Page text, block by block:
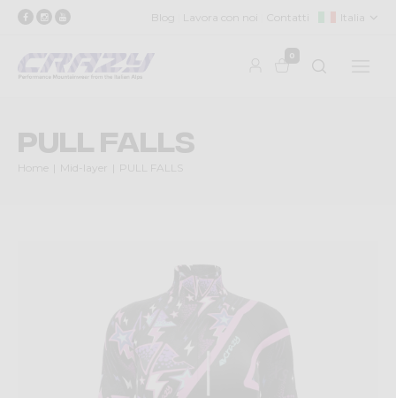
Blog Lavora con noi Contatti Italia
0
PULL FALLS
Home Mid-layer PULL FALLS